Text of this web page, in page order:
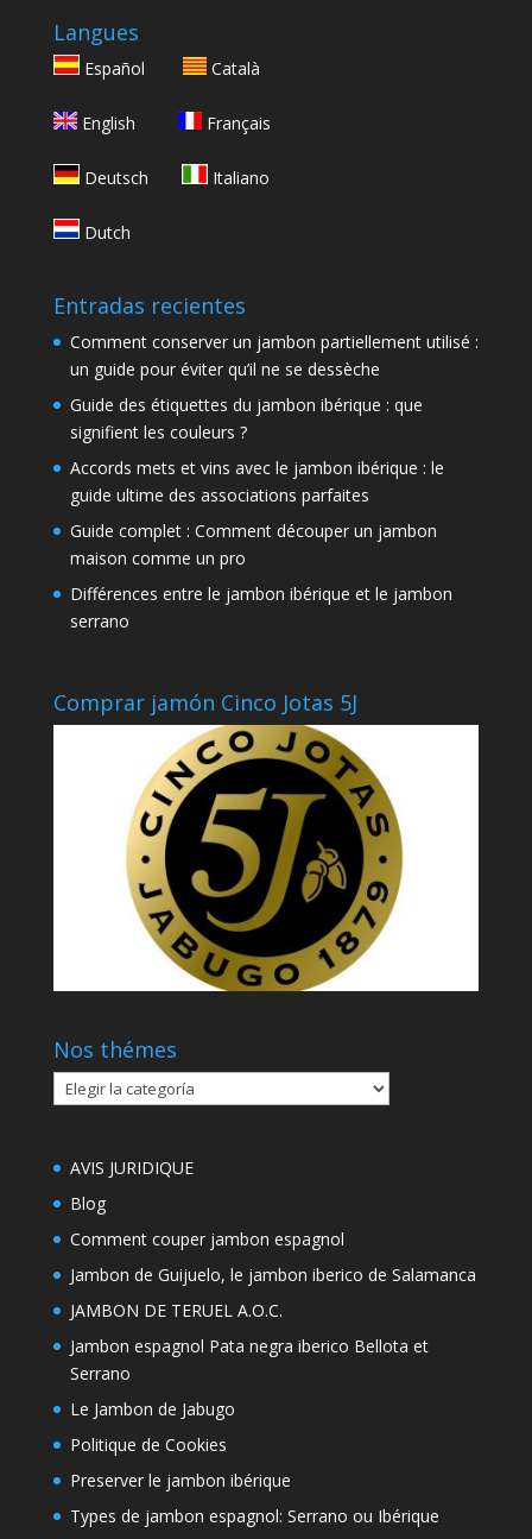
Langues
Español Català
English Français
Deutsch Italiano
Dutch
Entradas recientes
Comment conserver un jambon partiellement utilisé :
un guide pour éviter qu’il ne se dessèche
Guide des étiquettes du jambon ibérique : que
signifient les couleurs ?
Accords mets et vins avec le jambon ibérique : le
guide ultime des associations parfaites
Guide complet : Comment découper un jambon
maison comme un pro
Différences entre le jambon ibérique et le jambon
serrano
Comprar jamón Cinco Jotas 5J
Nos thémes
Nos
thémes
AVIS JURIDIQUE
Blog
Comment couper jambon espagnol
Jambon de Guijuelo, le jambon iberico de Salamanca
JAMBON DE TERUEL A.O.C.
Jambon espagnol Pata negra iberico Bellota et
Serrano
Le Jambon de Jabugo
Politique de Cookies
Preserver le jambon ibérique
Types de jambon espagnol: Serrano ou Ibérique